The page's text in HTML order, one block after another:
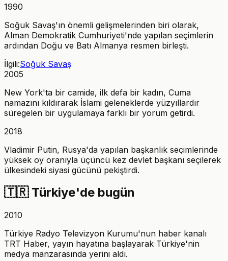
1990
Soğuk Savaş'ın önemli gelişmelerinden biri olarak,
Alman Demokratik Cumhuriyeti'nde yapılan seçimlerin
ardından Doğu ve Batı Almanya resmen birleşti.
İlgili:Soğuk Savaş
2005
New York'ta bir camide, ilk defa bir kadın, Cuma
namazını kıldırarak İslami geleneklerde yüzyıllardır
süregelen bir uygulamaya farklı bir yorum getirdi.
2018
Vladimir Putin, Rusya'da yapılan başkanlık seçimlerinde
yüksek oy oranıyla üçüncü kez devlet başkanı seçilerek
ülkesindeki siyasi gücünü pekiştirdi.
🇹🇷 Türkiye'de bugün
2010
Türkiye Radyo Televizyon Kurumu'nun haber kanalı
TRT Haber, yayın hayatına başlayarak Türkiye'nin
medya manzarasında yerini aldı.